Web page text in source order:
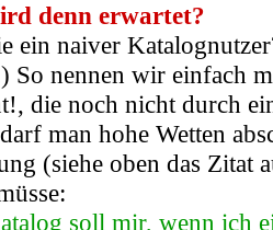
denn erwartet?
ein naiver
So nennen wir einfach
die noch nicht durch
man hohe Wetten
(siehe oben das Zitat
soll mir, wenn ich